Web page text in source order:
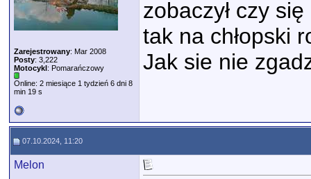
Zarejestrowany: Mar 2008
Posty: 3,222
Motocykl: Pomarańczowy
Online: 2 miesiące 1 tydzień 6 dni 8
min 19 s
zobaczył czy
tak na chłopski
Jak sie nie
07.10.2024, 11:20
Melon